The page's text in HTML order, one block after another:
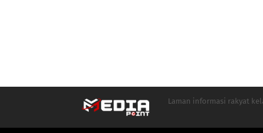
Laman informasi rakyat